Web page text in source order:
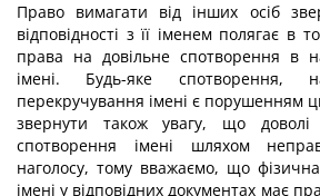
Право вимагати від інших осіб
відповідності з її іменем полягає в
права на довільне спотворення в
імені. Будь-яке спотворення,
перекручування імені є порушенням
звернути також увагу, що доволі
спотворення імені шляхом
наголосу, тому вважаємо, що
імені у відповідних документах має